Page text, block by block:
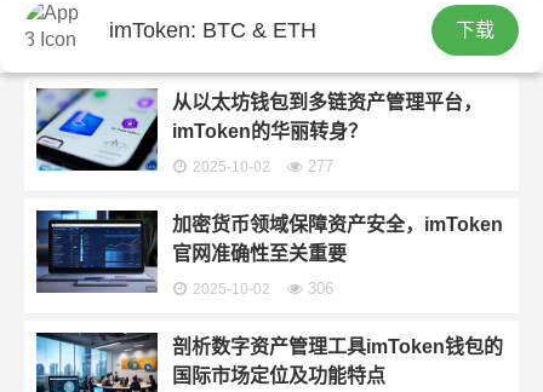
imToken: BTC & ETH 下载
界的关键桥梁，拓展生态积极进取
从以太坊钱包到多链资产管理平台，
imToken的华丽转身？
2025-10-02 277
加密货币领域保障资产安全，imToken
官网准确性至关重要
2025-10-02 306
剖析数字资产管理工具imToken钱包的
国际市场定位及功能特点